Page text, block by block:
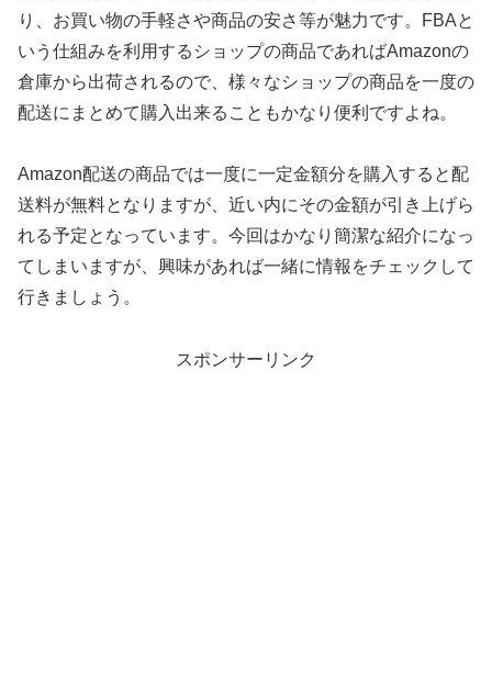
り、お買い物の手軽さや商品の安さ等が魅力です。FBAと
いう仕組みを利用するショップの商品であればAmazonの
倉庫から出荷されるので、様々なショップの商品を一度の
配送にまとめて購入出来ることもかなり便利ですよね。
Amazon配送の商品では一度に一定金額分を購入すると配
送料が無料となりますが、近い内にその金額が引き上げら
れる予定となっています。今回はかなり簡潔な紹介になっ
てしまいますが、興味があれば一緒に情報をチェックして
行きましょう。
スポンサーリンク